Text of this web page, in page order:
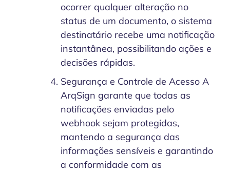
ocorrer qualquer alteração no
status de um documento, o sistema
destinatário recebe uma notificação
instantânea, possibilitando ações e
decisões rápidas.
Segurança e Controle de Acesso A
ArqSign garante que todas as
notificações enviadas pelo
webhook sejam protegidas,
mantendo a segurança das
informações sensíveis e garantindo
a conformidade com as